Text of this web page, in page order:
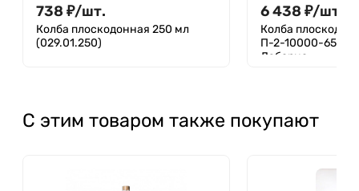
738 ₽/шт.
Колба плоскодонная 250 мл
(029.01.250)
6 438 ₽/шт.
Колба
П-2-10000-65 ТС,
Лаборио
С этим товаром также покупают